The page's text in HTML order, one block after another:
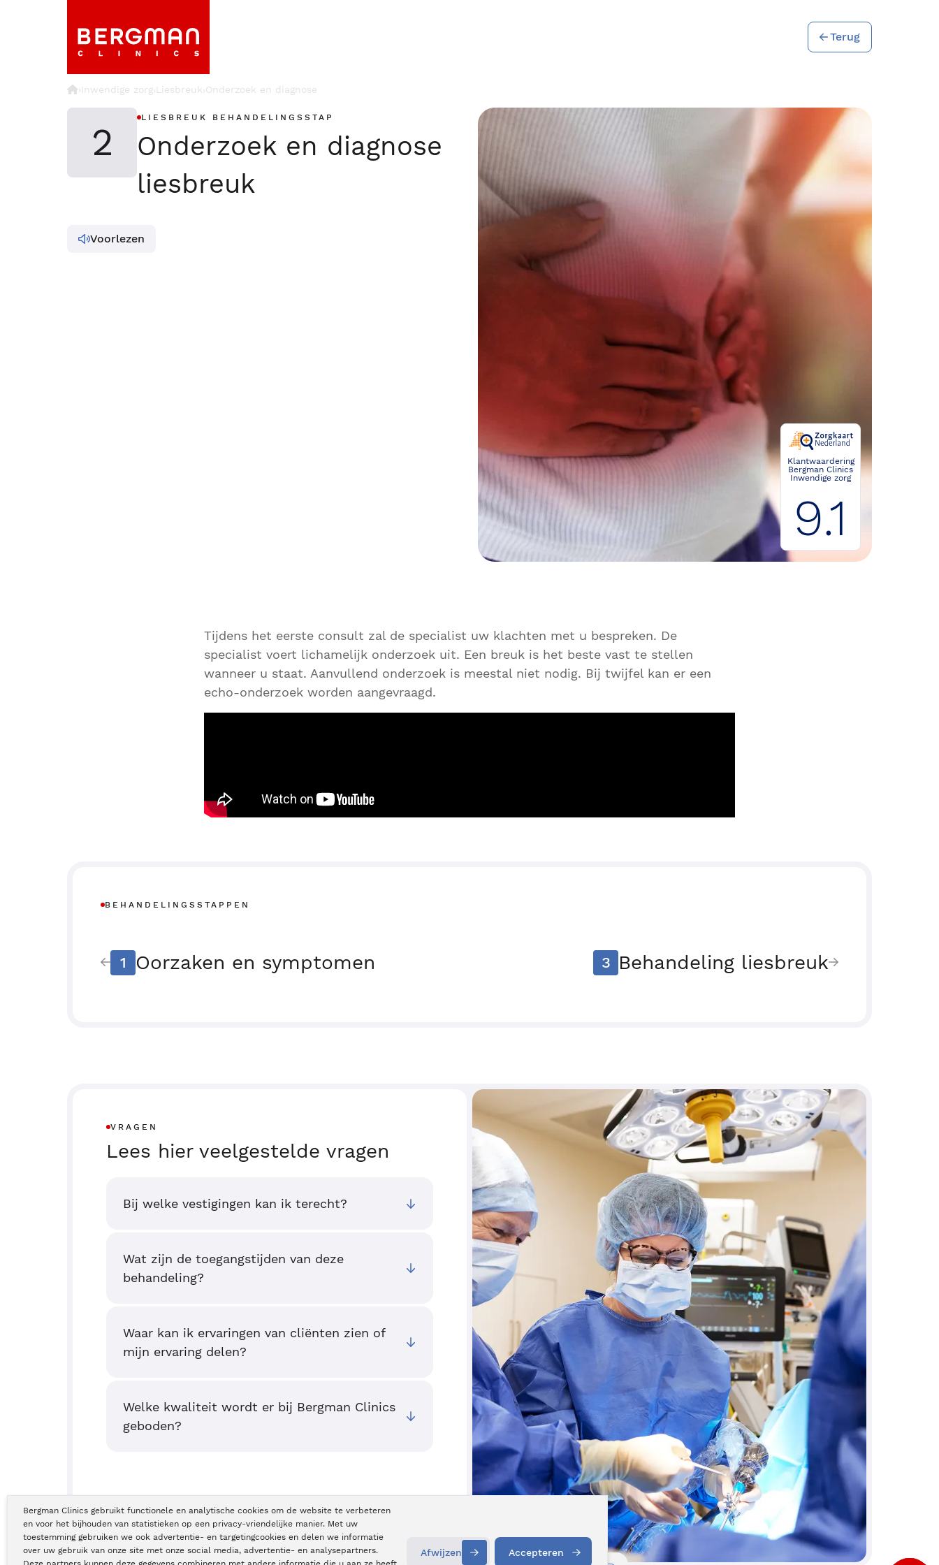
Bergman Clinics gebruikt functionele en analytische cookies om de website te verbeteren
en voor het bijhouden van statistieken op een privacy-vriendelijke manier. Met uw
toestemming gebruiken we ook advertentie- en targetingcookies en delen we informatie
over uw gebruik van onze site met onze social media, advertentie- en analysepartners.
Afwijzen Accepteren
Terug
› Inwendige zorg› Liesbreuk›Onderzoek en diagnose
2
LIESBREUK BEHANDELINGSSTAP
Onderzoek en diagnose
liesbreuk
Voorlezen
Klantwaardering
Bergman Clinics
Inwendige zorg
9.1
Tijdens het eerste consult zal de specialist uw klachten met u bespreken. De
specialist voert lichamelijk onderzoek uit. Een breuk is het beste vast te stellen
wanneer u staat. Aanvullend onderzoek is meestal niet nodig. Bij twijfel kan er een
echo-onderzoek worden aangevraagd.
BEHANDELINGSSTAPPEN
1 Oorzaken en symptomen 3 Behandeling liesbreuk
VRAGEN
Lees hier veelgestelde vragen
Bij welke vestigingen kan ik terecht?
Wat zijn de toegangstijden van deze
behandeling?
Waar kan ik ervaringen van cliënten zien of
mijn ervaring delen?
Welke kwaliteit wordt er bij Bergman Clinics
geboden?